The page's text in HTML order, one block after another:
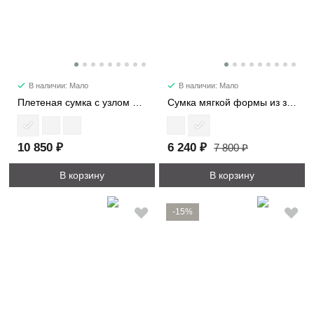
В наличии: Мало
10 850 ₽
В корзину
В наличии: Мало
6 240 ₽ 7 800 ₽
В корзину
-15%